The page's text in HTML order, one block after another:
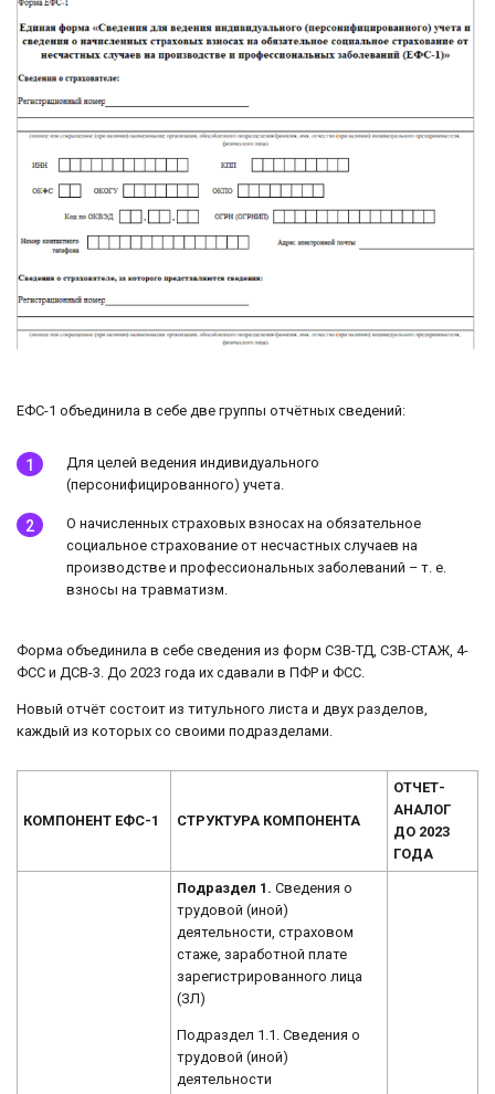
ЕФС-1 объединила в себе две группы отчётных сведений:
Для целей ведения индивидуального
(персонифицированного) учета.
О начисленных страховых взносах на обязательное
социальное страхование от несчастных случаев на
производстве и профессиональных заболеваний – т. е.
взносы на травматизм.
Форма объединила в себе сведения из форм СЗВ-ТД, СЗВ-СТАЖ, 4-
ФСС и ДСВ-3. До 2023 года их сдавали в ПФР и ФСС.
Новый отчёт состоит из титульного листа и двух разделов,
каждый из которых со своими подразделами.
КОМПОНЕНТ ЕФС-1 СТРУКТУРА КОМПОНЕНТА
ОТЧЕТ-
АНАЛОГ
ДО 2023
ГОДА
Подраздел 1. Сведения о
трудовой (иной)
деятельности, страховом
стаже, заработной плате
зарегистрированного лица
(ЗЛ)
Подраздел 1.1. Сведения о
трудовой (иной)
деятельности